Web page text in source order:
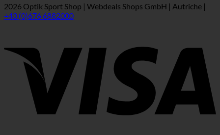
2026 Optik Sport Shop | Webdeals Shops GmbH | Autriche |
+43 (0)676 6882000